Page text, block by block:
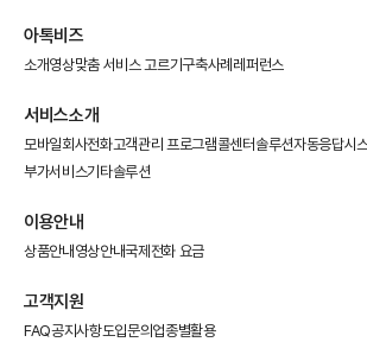
아톡비즈
소개영상맞춤 서비스 고르기구축사례 레퍼런스
서비스소개
모바일회사전화고객관리 프로그램콜센터솔루션자동응답시
부가서비스기타솔루션
이용안내
상품안내 영상안내국제전화 요금
고객지원
FAQ공지사항도입문의 업종별활용